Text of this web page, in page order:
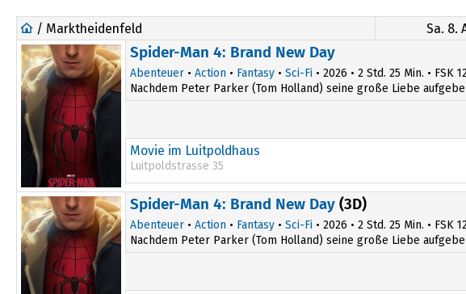
/ Marktheidenfeld Sa. 8.
Spider-Man 4: Brand New Day
Abenteuer • Action • Fantasy • Sci-Fi • 2026 • 2 Std. 25 Min. • FSK
Nachdem Peter Parker (Tom Holland) seine große Liebe
Movie im Luitpoldhaus
Luitpoldstrasse 35
16:30
Spider-Man 4: Brand New Day (3D)
Abenteuer • Action • Fantasy • Sci-Fi • 2026 • 2 Std. 25 Min. • FSK
Nachdem Peter Parker (Tom Holland) seine große Liebe